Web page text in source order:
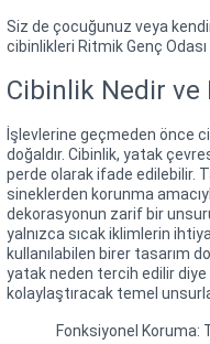
Siz de çocuğunuz veya
cibinlikleri Ritmik Genç Odası
Cibinlik Nedir ve
İşlevlerine geçmeden önce
doğaldır. Cibinlik, yatak
perde olarak ifade edilebilir.
sineklerden korunma
dekorasyonun zarif bir
yalnızca sıcak iklimlerin
kullanılabilen birer tasarım
yatak neden tercih edilir diye
kolaylaştıracak temel
Fonksiyonel Koruma: